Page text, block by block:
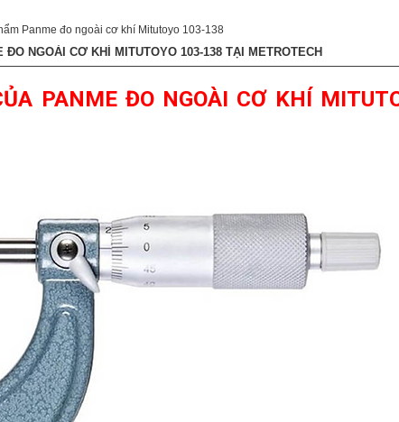
Panme đo ngoài cơ khí Mitutoyo 103-138
NGOÀI CƠ KHÍ MITUTOYO 103-138 TẠI METROTECH
PANME ĐO NGOÀI CƠ KHÍ